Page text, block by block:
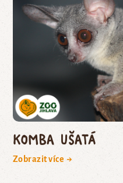
komba ušatá
Zobrazit více →